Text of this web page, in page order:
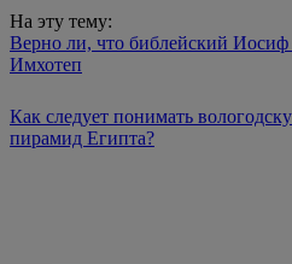
На эту тему:
Верно ли, что библейский
Имхотеп
Как следует понимать
пирамид Египта?